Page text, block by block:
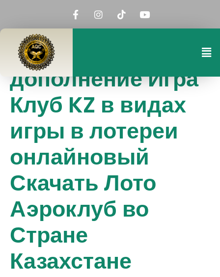
дополнение Игра
Клуб KZ в видах
игры в лотереи
онлайновый
Скачать Лото
Аэроклуб во
Стране
Казахстане